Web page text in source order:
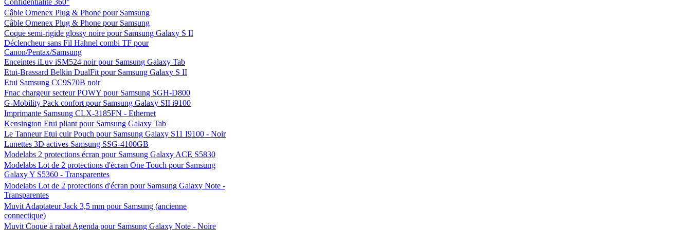
Confidentialité 360°
Câble Omenex Plug & Phone pour Samsung
Câble Omenex Plug & Phone pour Samsung
Coque semi-rigide glossy noire pour Samsung Galaxy S II
Déclencheur sans Fil Hahnel combi TF pour
Canon/Pentax/Samsung
Enceintes iLuv iSM524 noir pour Samsung Galaxy Tab
Etui-Brassard Belkin DualFit pour Samsung Galaxy S II
Etui Samsung CC9S70B noir
Fnac chargeur secteur POWY pour Samsung SGH-D800
G-Mobility Pack confort pour Samsung Galaxy SII i9100
Imprimante Samsung CLX-3185FN - Ethernet
Kensington Etui pliant pour Samsung Galaxy Tab
Le Tanneur Etui cuir Pouch pour Samsung Galaxy S11 I9100 - Noir
Lunettes 3D actives Samsung SSG-4100GB
Modelabs 2 protections écran pour Samsung Galaxy ACE S5830
Modelabs Lot de 2 protections d'écran One Touch pour Samsung
Galaxy Y S5360 - Transparentes
Modelabs Lot de 2 protections d'écran pour Samsung Galaxy Note -
Transparentes
Muvit Adaptateur Jack 3,5 mm pour Samsung (ancienne
connectique)
Muvit Coque à rabat Agenda pour Samsung Galaxy Note - Noire